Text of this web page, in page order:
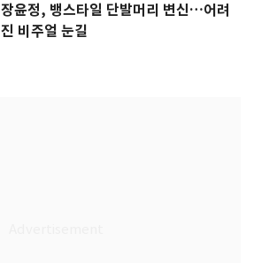
장윤정, 뱅스타일 단발머리 변신…어려
진 비주얼 눈길